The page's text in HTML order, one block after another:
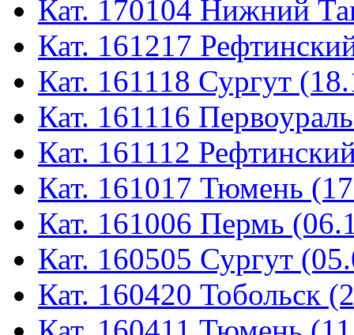
Кат. 170104 Нижний
Кат. 161217
Кат. 161118 Сургут
Кат. 161116
Кат. 161112
Кат. 161017 Тюмень
Кат. 161006 Пермь
Кат. 160505 Сургут
Кат. 160420 Тобольск